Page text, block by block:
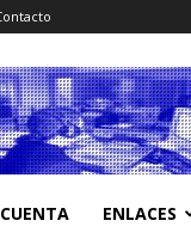
ENLACES